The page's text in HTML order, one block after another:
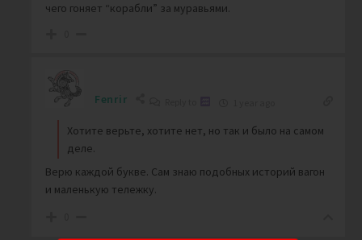
чего гоняет “корабли” за муравьями.
Fenrir
Хотите верьте, хотите нет, но так и было на самом
деле.
Верю каждой букве. Сам знаю подобных историй вагон
и маленькую тележку.